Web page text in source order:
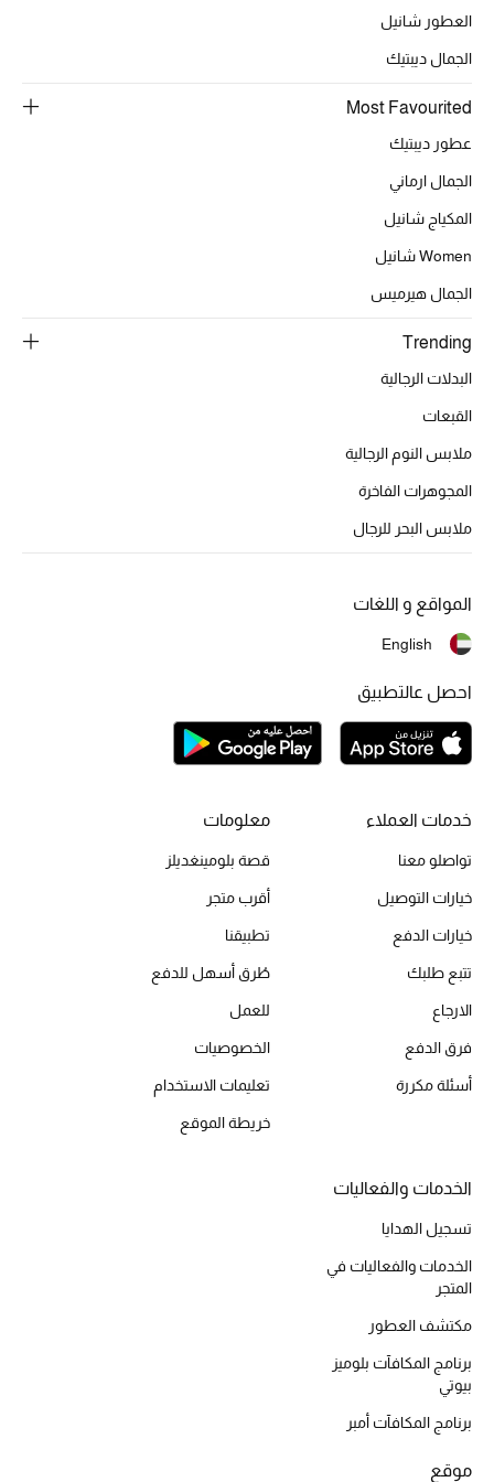
أبرز الحقائب
تسوقوا الحقائب
الموسم الجديد
الأحذية الرجالية
أبرز المصممين
تسوقوا الأحذية
خصومات
الجديد في عالم الجمال
العطور
مكتشف العطور
المكياج
مستحضرات العناية
مستحضرات الاستحمام والعناية بالجسم
العناية بالشعر
الصحة والعافية
هدايا
العطور شانيل
الجمال ديبتيك
Most Favourited
عطور ديبتيك
الجمال ارماني
المكياج شانيل
Women شانيل
الجمال هيرميس
Trending
البدلات الرجالية
القبعات
ملابس النوم الرجالية
المجوهرات الفاخرة
ملابس البحر للرجال
خدمات العملاء
تواصلو معنا
خيارات التوصيل
خيارات الدفع
تتبع طلبك
الارجاع
فرق الدفع
أسئلة مكررة
معلومات
قصة بلومينغديلز
أقرب متجر
تطبيقنا
طُرق أسهل للدفع
للعمل
الخصوصيات
تعليمات الاستخدام
خريطة الموقع
الخدمات والفعاليات
تسجيل الهدايا
الخدمات والفعاليات في
المتجر
مكتشف العطور
برنامج المكافآت بلوميز
بيوتي
برنامج المكافآت أمبر
موقع
المواقع و اللغات
English
احصل عالتطبيق